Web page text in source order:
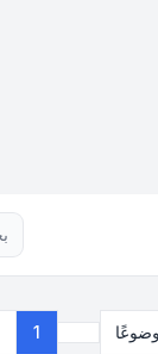
صفحة1
1